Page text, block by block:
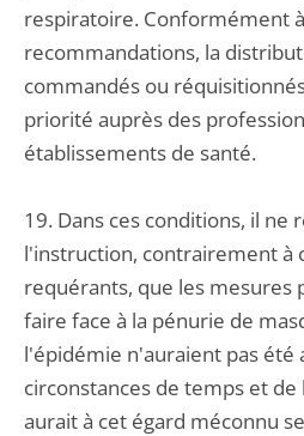
respiratoire. Conformément
recommandations, la
commandés ou
priorité auprès des
établissements de santé.
19. Dans ces conditions, il ne
l'instruction, contrairement à
requérants, que les mesures
faire face à la pénurie de
l'épidémie n'auraient pas été
circonstances de temps et
aurait à cet égard méconnu